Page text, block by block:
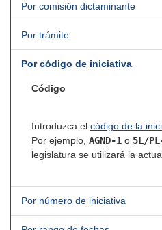
Por comisión dictaminante
Por trámite
Por código de iniciativa
Código
Introduzca el código de la
Por ejemplo, AGND-1 o 5L/
legislatura se utilizará la
Por número de iniciativa